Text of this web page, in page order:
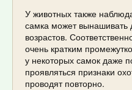
У животных также
самка может
возрастов.
очень кратким
у некоторых самок даже
проявляться признаки
проводят повторно.